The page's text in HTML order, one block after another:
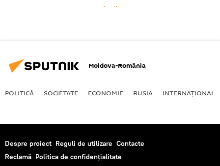
Moldova-România
POLITICĂ SOCIETATE ECONOMIE RUSIA INTERNAŢIONAL
Despre proiect Reguli de utilizare Contacte
Reclamă Politica de confidențialitate